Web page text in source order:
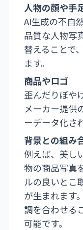
人物の顔や手
AI生成の不自
品質な人物写
替えることで
ます。
商品やロゴ
歪んだりぼや
メーカー提供
ーデータ化さ
背景との組み
例えば、美し
物の商品写真
ルの良いとこ
が生まれます
調を合わせる
可能です。